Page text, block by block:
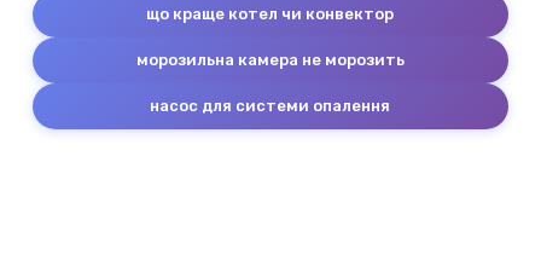
що краще котел чи конвектор
морозильна камера не морозить
насос для системи опалення